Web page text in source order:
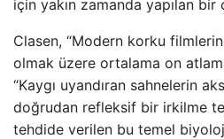
için yakın zamanda yapılan bir
Clasen, “Modern korku
olmak üzere ortalama on
“Kaygı uyandıran sahnelerin
doğrudan refleksif bir irkilme
tehdide verilen bu temel